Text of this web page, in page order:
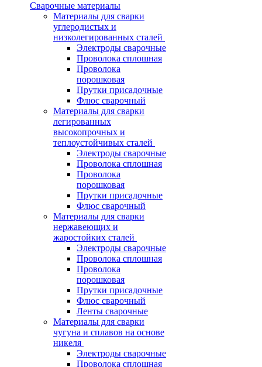
Сварочные материалы
Материалы для сварки
углеродистых и
низколегированных сталей
Электроды сварочные
Проволока сплошная
Проволока
порошковая
Прутки присадочные
Флюс сварочный
Материалы для сварки
легированных
высокопрочных и
теплоустойчивых сталей
Электроды сварочные
Проволока сплошная
Проволока
порошковая
Прутки присадочные
Флюс сварочный
Материалы для сварки
нержавеющих и
жаростойких сталей
Электроды сварочные
Проволока сплошная
Проволока
порошковая
Прутки присадочные
Флюс сварочный
Ленты сварочные
Материалы для сварки
чугуна и сплавов на основе
никеля
Электроды сварочные
Проволока сплошная